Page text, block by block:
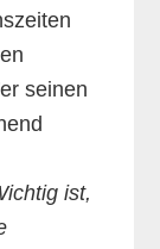
seinen
ist,